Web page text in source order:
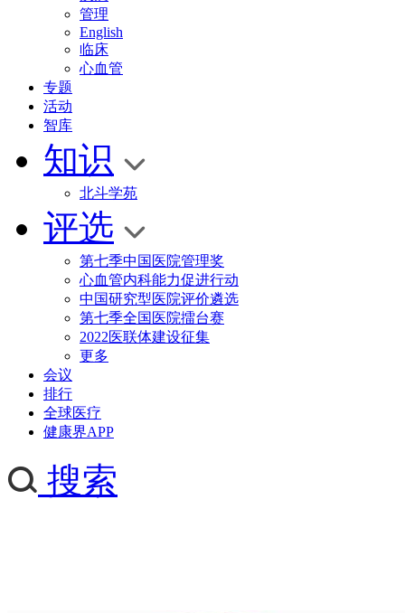
管理
English
临床
心血管
专题
活动
智库
知识
北斗学苑
评选
第七季中国医院管理奖
心血管内科能力促进行动
中国研究型医院评价遴选
第七季全国医院擂台赛
2022医联体建设征集
更多
会议
排行
全球医疗
健康界APP
搜索